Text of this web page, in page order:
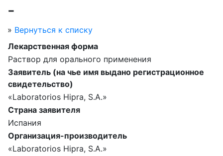
-
» Вернуться к списку
Лекарственная форма
Раствор для орального применения
Заявитель (на чье имя выдано регистрационное
свидетельство)
«Laboratorios Hipra, S.A.»
Страна заявителя
Испания
Организация-производитель
«Laboratorios Hipra, S.A.»